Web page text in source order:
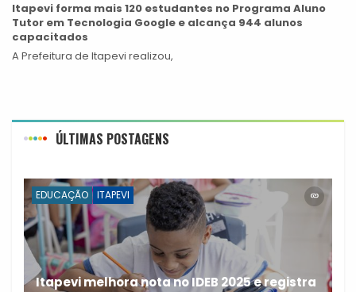
Itapevi forma mais 120 estudantes no Programa Aluno
Tutor em Tecnologia Google e alcança 944 alunos
capacitados
A Prefeitura de Itapevi realizou,
ÚLTIMAS POSTAGENS
EDUCAÇÃO ITAPEVI
Itapevi melhora nota no IDEB 2025 e registra